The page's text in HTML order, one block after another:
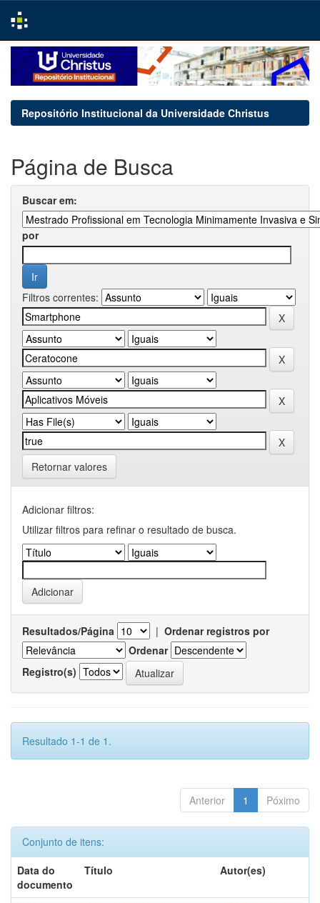
navigation
Repositório Institucional da Universidade Christus
Página de Busca
Buscar em:
por
Filtros correntes:
Retornar valores
Adicionar filtros:
Utilizar filtros para refinar o resultado de busca.
Resultados/Página | Ordenar registros por
Ordenar
Registro(s)
Resultado 1-1 de 1.
Anterior 1 Póximo
Conjunto de itens:
Data do
documento
Título Autor(es)